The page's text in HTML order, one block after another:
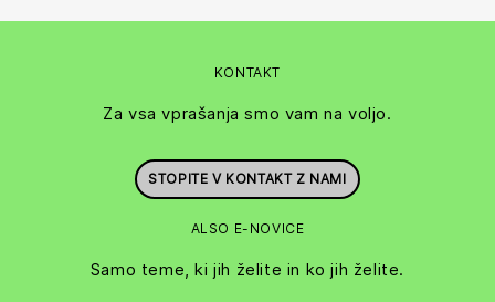
KONTAKT
Za vsa vprašanja smo vam na voljo.
STOPITE V KONTAKT Z NAMI
ALSO E-NOVICE
Samo teme, ki jih želite in ko jih želite.